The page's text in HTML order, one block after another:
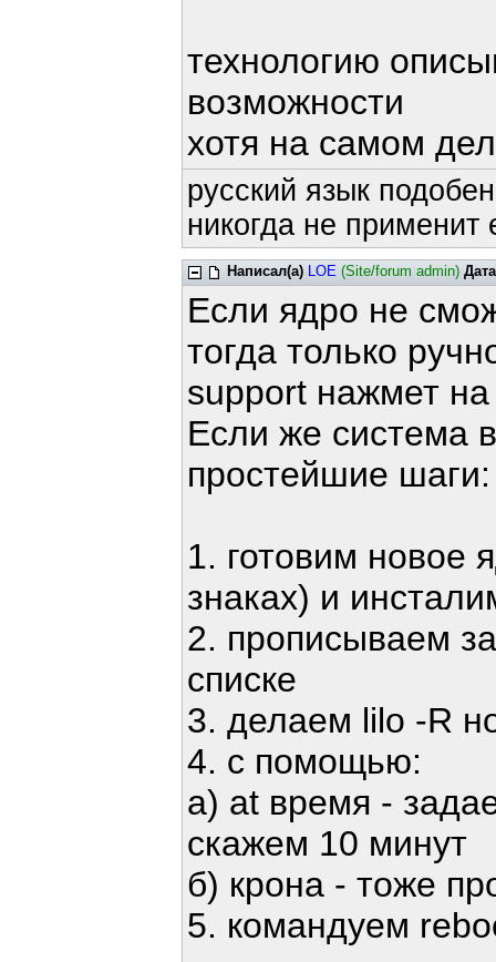
технологию
возможности
хотя на самом
русский язык
никогда не применит
Написал(а) LOE (Site/forum admin) Дата
Если ядро не
тогда только
support нажмет
Если же система
простейшие шаги:
1. готовим новое
знаках) и
2. прописываем
списке
3. делаем lilo -R
4. с помощью:
а) at время -
скажем 10 минут
б) крона - тоже
5. командуем